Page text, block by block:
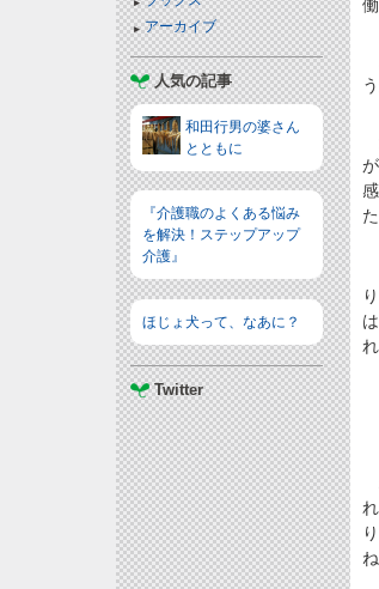
アーカイブ
人気の記事
和田行男の婆さん
とともに
『介護職のよくある悩み
を解決！ステップアップ
介護』
ほじょ犬って、なあに？
Twitter